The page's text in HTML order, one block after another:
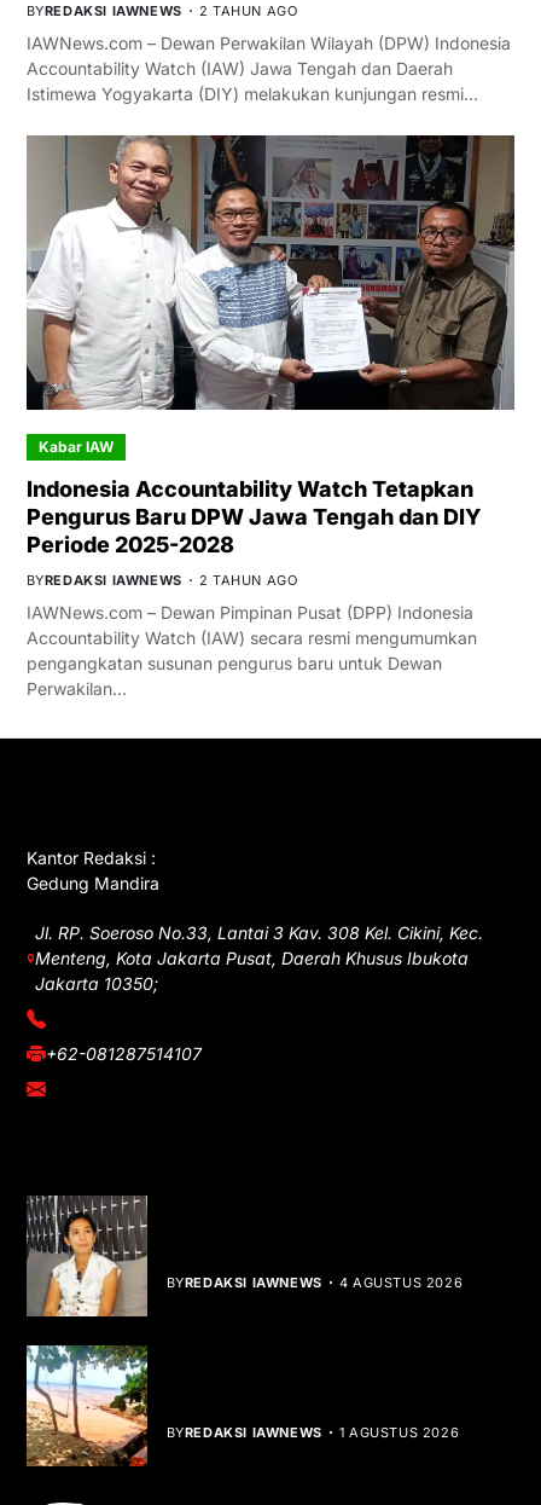
BYREDAKSI IAWNEWS 2 TAHUN AGO
IAWNews.com – Dewan Perwakilan Wilayah (DPW) Indonesia
Accountability Watch (IAW) Jawa Tengah dan Daerah
Istimewa Yogyakarta (DIY) melakukan kunjungan resmi…
Kabar IAW
Indonesia Accountability Watch Tetapkan
Pengurus Baru DPW Jawa Tengah dan DIY
Periode 2025-2028
BYREDAKSI IAWNEWS 2 TAHUN AGO
IAWNews.com – Dewan Pimpinan Pusat (DPP) Indonesia
Accountability Watch (IAW) secara resmi mengumumkan
pengangkatan susunan pengurus baru untuk Dewan
Perwakilan…
Kantor Redaksi :
Gedung Mandira
Jl. RP. Soeroso No.33, Lantai 3 Kav. 308 Kel. Cikini, Kec.
Menteng, Kota Jakarta Pusat, Daerah Khusus Ibukota
Jakarta 10350;
(021) 3908026
+62-081287514107
adm@iawnews.com
BYREDAKSI IAWNEWS 4 AGUSTUS 2026
BYREDAKSI IAWNEWS 1 AGUSTUS 2026